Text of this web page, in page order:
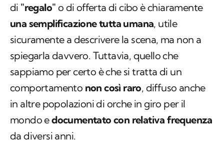
di "regalo" o di offerta di cibo è chiaramente
una semplificazione tutta umana, utile
sicuramente a descrivere la scena, ma non a
spiegarla davvero. Tuttavia, quello che
sappiamo per certo è che si tratta di un
comportamento non così raro, diffuso anche
in altre popolazioni di orche in giro per il
mondo edocumentato con relativa frequenza
da diversi anni.